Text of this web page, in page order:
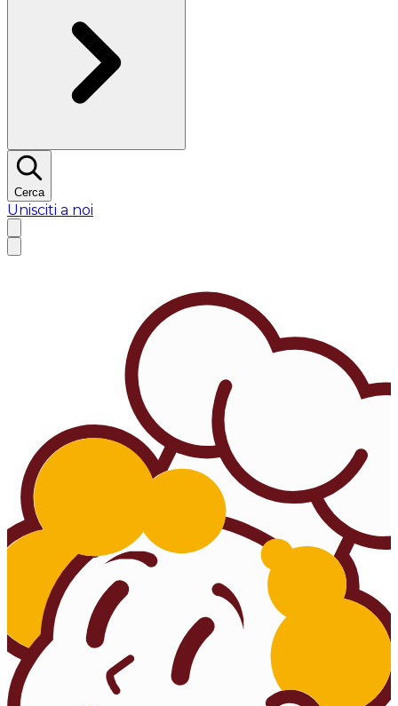
Cerca
Unisciti a noi